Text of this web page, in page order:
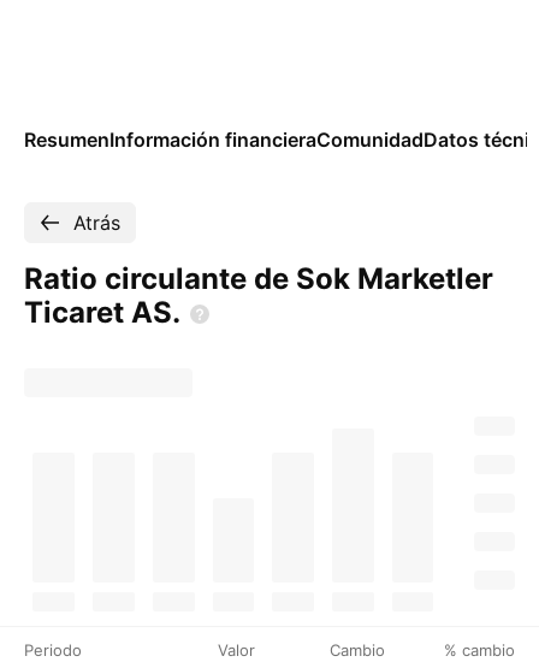
ResumenInformación financieraComunidadDatos
Atrás
Ratio circulante de Sok Marketler
Ticaret AS.
Periodo Valor Cambio % cambio